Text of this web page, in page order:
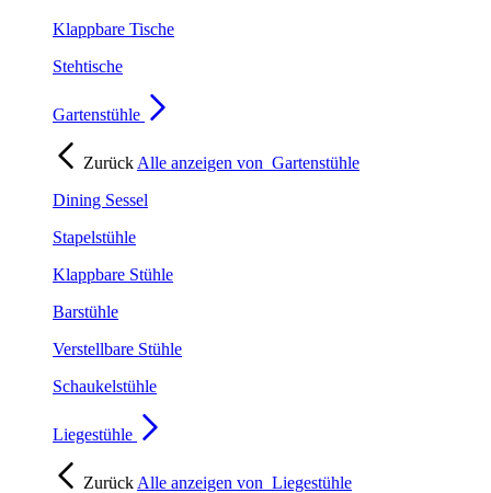
Klappbare Tische
Stehtische
Gartenstühle
Zurück Alle anzeigen von Gartenstühle
Dining Sessel
Stapelstühle
Klappbare Stühle
Barstühle
Verstellbare Stühle
Schaukelstühle
Liegestühle
Zurück Alle anzeigen von Liegestühle